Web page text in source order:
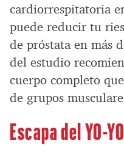
cardiorrespitatoria
puede reducir tu
de próstata en más
del estudio
cuerpo completo
de grupos
Escapa del YO-YO